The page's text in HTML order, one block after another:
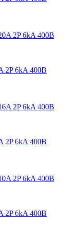
2P 6kA 400В
2P 6kA 400В
2P 6kA 400В